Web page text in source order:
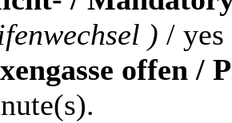
) / yes
offen /